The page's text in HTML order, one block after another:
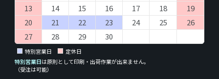
13
14 15 16 17 18
19
20
21 22 23 24 25
26
27
28 29 30
特別営業日
定休日
特別営業日は原則として印刷・出荷作業が出来ません。
（受注は可能）